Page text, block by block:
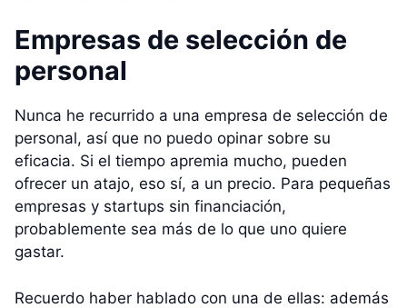
Empresas de selección de
personal
Nunca he recurrido a una empresa de selección de
personal, así que no puedo opinar sobre su
eficacia. Si el tiempo apremia mucho, pueden
ofrecer un atajo, eso sí, a un precio. Para pequeñas
empresas y startups sin financiación,
probablemente sea más de lo que uno quiere
gastar.
Recuerdo haber hablado con una de ellas: además